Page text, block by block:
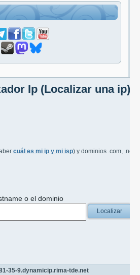
Ip (Localizar una ip)
cuál es mi ip y mi isp) y dominios .com, .net,
o el dominio
Localizar
35-9.dynamicip.rima-tde.net